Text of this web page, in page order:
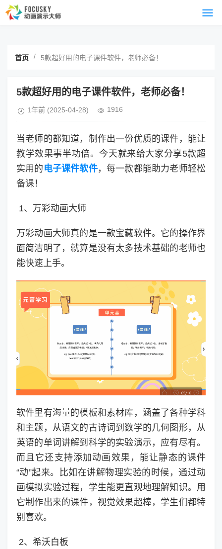
首页 / 5款超好用的电子课件软件，老师必备！
5款超好用的电子课件软件，老师必备！
1年前 (2025-04-28) 1916
当老师的都知道，制作出一份优质的课件，能让
教学效果事半功倍。今天就来给大家分享5款超
实用的 电子课件软件，每一款都能助力老师轻松
备课！
1、万彩动画大师
万彩动画大师真的是一款宝藏软件。它的操作界
面简洁明了，就算是没有太多技术基础的老师也
能快速上手。
软件里有海量的模板和素材库，涵盖了各种学科
和主题，从语文的古诗词到数学的几何图形，从
英语的单词讲解到科学的实验演示，应有尽有。
而且它还支持添加动画效果，能让静态的课件
“动”起来。比如在讲解物理实验的时候，通过动
画模拟实验过程，学生能更直观地理解知识。用
它制作出来的课件，视觉效果超棒，学生们都特
别喜欢。
2、希沃白板